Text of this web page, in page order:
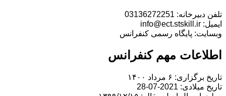
تلفن دبیرخانه: 03136272251
ایمیل: info@ect.stskill.ir
وبسایت: پایگاه رسمی کنفرانس
اطلاعات مهم کنفرانس
تاریخ برگزاری: ۶ مرداد ۱۴۰۰
تاریخ میلادی: 2021-07-28